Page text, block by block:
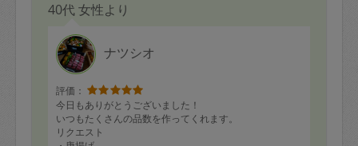
40代 女性より
ナツシオ
評価：
今日もありがとうございました！
いつもたくさんの品数を作ってくれます。
リクエスト